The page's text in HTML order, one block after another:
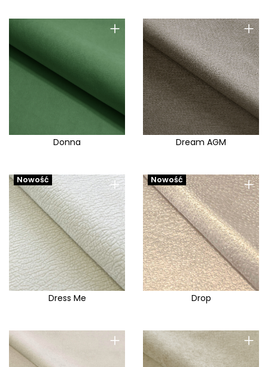
+
Donna
+
Dream AGM
+
Nowość
Dress Me
+
Nowość
Drop
+ +